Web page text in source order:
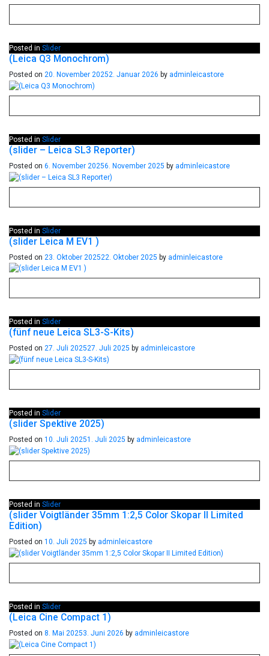
Posted in Slider
(Leica Q3 Monochrom)
Posted on 20. November 20252. Januar 2026 by adminleicastore
Posted in Slider
(slider – Leica SL3 Reporter)
Posted on 6. November 20256. November 2025 by adminleicastore
Posted in Slider
(slider Leica M EV1 )
Posted on 23. Oktober 202522. Oktober 2025 by adminleicastore
Posted in Slider
(fünf neue Leica SL3-S-Kits)
Posted on 27. Juli 202527. Juli 2025 by adminleicastore
Posted in Slider
(slider Spektive 2025)
Posted on 10. Juli 20251. Juli 2025 by adminleicastore
Posted in Slider
(slider Voigtländer 35mm 1:2,5 Color Skopar II Limited
Edition)
Posted on 10. Juli 2025 by adminleicastore
Posted in Slider
(Leica Cine Compact 1)
Posted on 8. Mai 20253. Juni 2026 by adminleicastore